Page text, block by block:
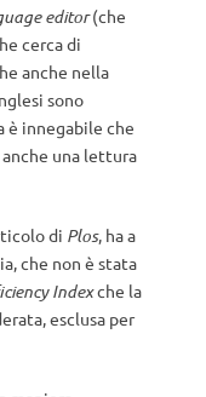
editor(che
cerca di
anche nella
sono
è innegabile che
una lettura
di Plos, ha a
che non è stata
Indexche la
esclusa per